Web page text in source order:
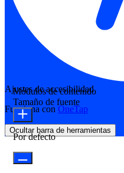
Ajustes de accesibilidad
Funciona con OneTap
Ocultar barra de herramientas
Módulos de contenido
Tamaño de fuente
Por defecto